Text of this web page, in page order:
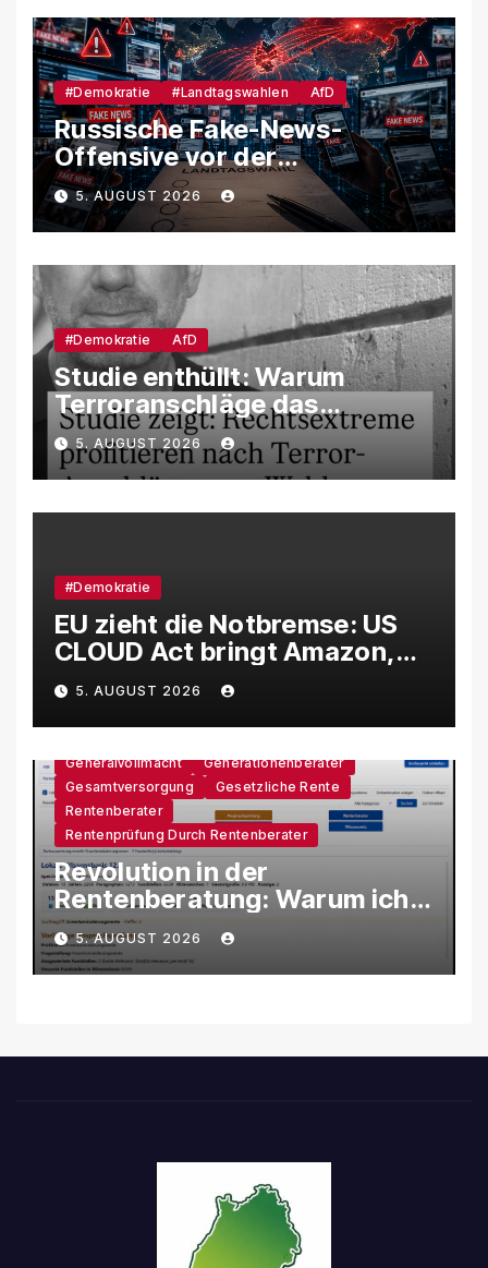
#Demokratie #Landtagswahlen AfD
Russische Fake-News-
Offensive vor der
Landtagswahl – So soll
unsere Demokratie
manipuliert werden
5. AUGUST 2026
#Demokratie AfD
Studie enthüllt: Warum
Terroranschläge das
Wahlverhalten verändern –
und weshalb die AfD davon
besonders profitiert
5. AUGUST 2026
#Demokratie
EU zieht die Notbremse: US
CLOUD Act bringt Amazon,
Google und Microsoft massiv
unter Druck
5. AUGUST 2026
Generalvollmacht
Generationenberater
Gesamtversorgung
Gesetzliche Rente
Rentenberater
Rentenprüfung Durch Rentenberater
Revolution in der
Rentenberatung: Warum ich
eine eigene KI-Software
entwickle
5. AUGUST 2026